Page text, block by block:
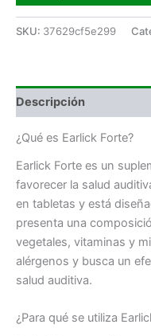
SKU: 37629cf5e299
Descripción
¿Qué es Earlick Forte?
Earlick Forte es un
favorecer la salud
en tabletas y está
presenta una
vegetales, vitaminas y
alérgenos y busca un
salud auditiva.
¿Para qué se utiliza